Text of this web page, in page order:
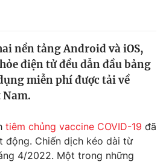
nền tảng Android và iOS,
điện tử đều dẫn đầu bảng
miễn phí được tải về
tiêm chủng vaccine COVID-19 đã
động. Chiến dịch kéo dài từ
4/2022. Một trong những